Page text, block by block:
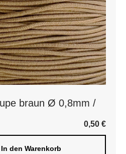
braun Ø 0,8mm /
0,50 €
In den Warenkorb